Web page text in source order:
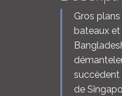
Gros
bateaux
succèdent
de